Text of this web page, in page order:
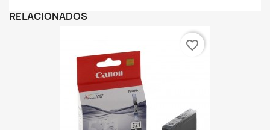
RELACIONADOS
favorite_border